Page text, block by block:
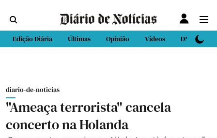
Edição Diária Últimas Opinião Vídeos DN Sport
diario-de-noticias
"Ameaça terrorista" cancela
concerto na Holanda